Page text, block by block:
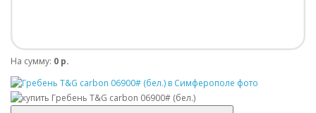
На сумму: 0 р.